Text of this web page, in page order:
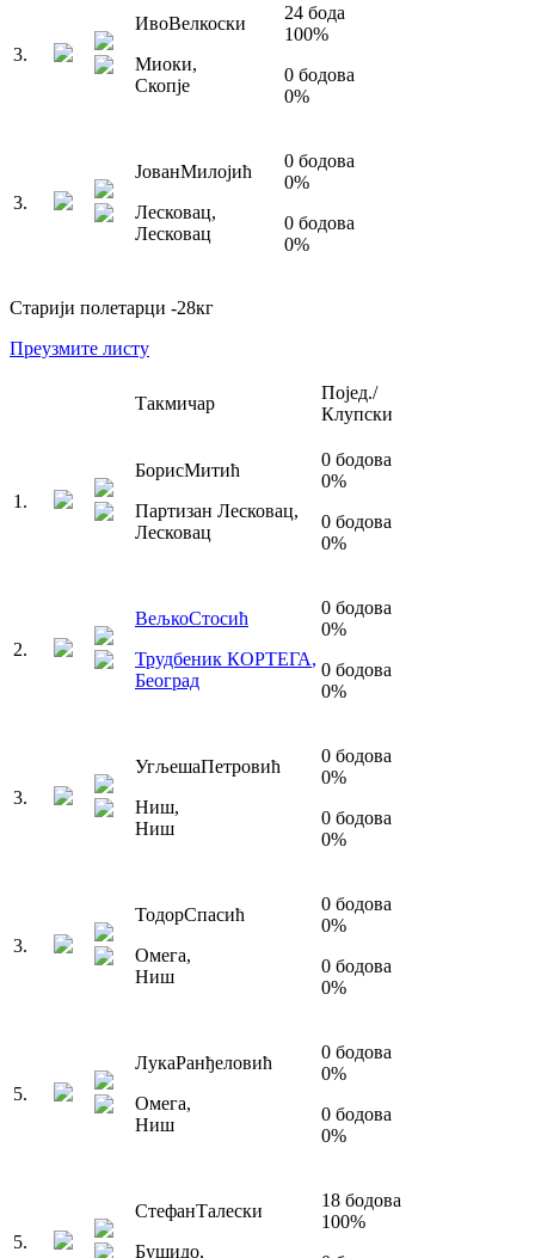
3.
ИвоВелкоски
Миоки,
Скопје
24 бода
100%
0 бодова
0%
3.
ЈованМилојић
Лесковац,
Лесковац
0 бодова
0%
0 бодова
0%
Старији полетарци -28кг
Преузмите листу
Такмичар
Појед./
Клупски
1 .
БорисМитић
Партизан Лесковац,
Лесковац
0 бодова
0%
0 бодова
0%
2.
ВељкоСтосић
Трудбеник КОРТЕГА,
Београд
0 бодова
0%
0 бодова
0%
3.
УгљешаПетровић
Ниш,
Ниш
0 бодова
0%
0 бодова
0%
3.
ТодорСпасић
Омега,
Ниш
0 бодова
0%
0 бодова
0%
5.
ЛукаРанђеловић
Омега,
Ниш
0 бодова
0%
0 бодова
0%
5.
СтефанТалески
Бушидо,
18 бодова
100%